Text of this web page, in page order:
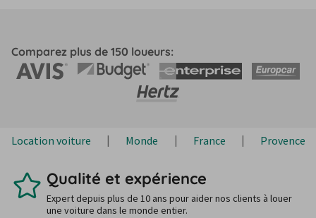
Comparez plus de 150 loueurs:
Location voiture Monde France Provence-
Qualité et expérience
Expert depuis plus de 10 ans pour aider nos clients à louer
une voiture dans le monde entier.